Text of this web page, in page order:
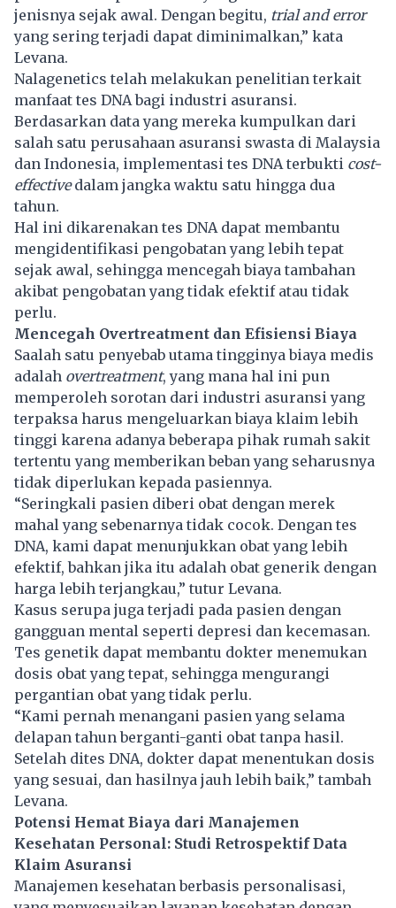
jenisnya sejak awal. Dengan begitu, trial and error
yang sering terjadi dapat diminimalkan,” kata
Levana.
Nalagenetics telah melakukan penelitian terkait
manfaat tes DNA bagi industri asuransi.
Berdasarkan data yang mereka kumpulkan dari
salah satu perusahaan asuransi swasta di Malaysia
dan Indonesia, implementasi tes DNA terbukti cost-
effectivedalam jangka waktu satu hingga dua
tahun.
Hal ini dikarenakan tes DNA dapat membantu
mengidentifikasi pengobatan yang lebih tepat
sejak awal, sehingga mencegah biaya tambahan
akibat pengobatan yang tidak efektif atau tidak
perlu.
Mencegah Overtreatment dan Efisiensi Biaya
Saalah satu penyebab utama tingginya biaya medis
adalah overtreatment, yang mana hal ini pun
memperoleh sorotan dari industri asuransi yang
terpaksa harus mengeluarkan biaya klaim lebih
tinggi karena adanya beberapa pihak rumah sakit
tertentu yang memberikan beban yang seharusnya
tidak diperlukan kepada pasiennya.
“Seringkali pasien diberi obat dengan merek
mahal yang sebenarnya tidak cocok. Dengan tes
DNA, kami dapat menunjukkan obat yang lebih
efektif, bahkan jika itu adalah obat generik dengan
harga lebih terjangkau,” tutur Levana.
Kasus serupa juga terjadi pada pasien dengan
gangguan mental seperti depresi dan kecemasan.
Tes genetik dapat membantu dokter menemukan
dosis obat yang tepat, sehingga mengurangi
pergantian obat yang tidak perlu.
“Kami pernah menangani pasien yang selama
delapan tahun berganti-ganti obat tanpa hasil.
Setelah dites DNA, dokter dapat menentukan dosis
yang sesuai, dan hasilnya jauh lebih baik,” tambah
Levana.
Potensi Hemat Biaya dari Manajemen
Kesehatan Personal: Studi Retrospektif Data
Klaim Asuransi
Manajemen kesehatan berbasis personalisasi,